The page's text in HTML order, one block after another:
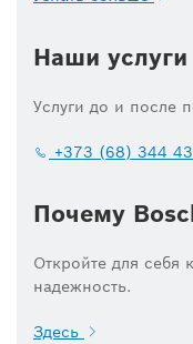
Наши услуги
Услуги до и после
+373 (68) 344
Почему
Откройте для себя
надежность.
Здесь